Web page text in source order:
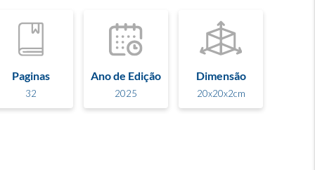
Paginas
32
Ano de Edição
2025
Dimensão
20x20x2cm